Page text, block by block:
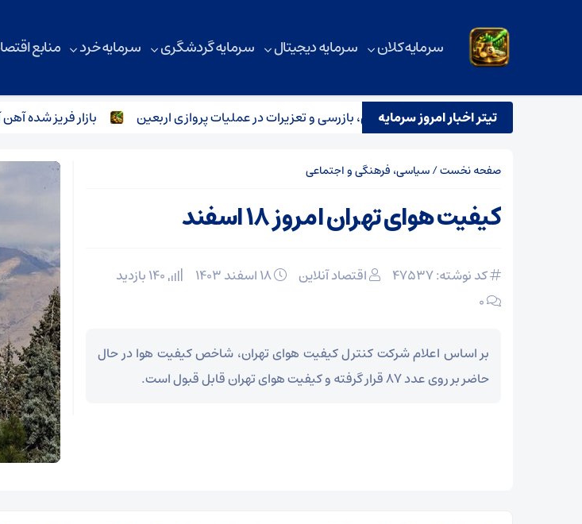
سرمایه کلان سرمایه دیجیتال سرمایه گردشگری سرمایه خرد منابع
تیتر اخبار امروز سرمایه
تیم مشترک نظارتی سازمان هواپیمایی، بازرسی و تعزیرات در عملیات پروازی اربعین بازار فریز شده آهن آلات
صفحه نخست/سیاسی، فرهنگی و اجتماعی
کیفیت هوای تهران امروز ۱۸ اسفند
کد نوشته: 47537 اقتصاد آنلاین
۰
بر اساس اعلام شرکت کنترل کیفیت هوای تهران، شاخص کیفیت هوا در حال
حاضر بر روی عدد ۸۷ قرار گرفته و کیفیت هوای تهران قابل قبول است.